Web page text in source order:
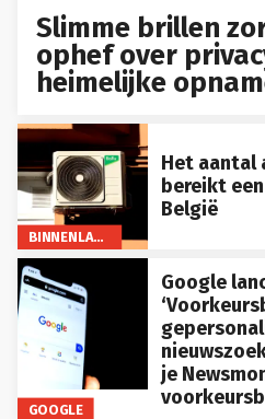
Slimme brillen
ophef over
heimelijke
BINNENLAND
Het
bereikt
België
GOOGLE
Google
je